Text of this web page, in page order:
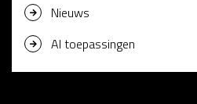
Nieuws
AI toepassingen